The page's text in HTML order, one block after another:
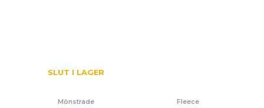
SLUT I LAGER
Mönstrade Fleece